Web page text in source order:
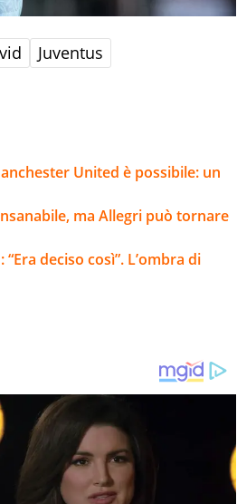
Juventus
United è possibile: un
ma Allegri può tornare
deciso così”. L’ombra di